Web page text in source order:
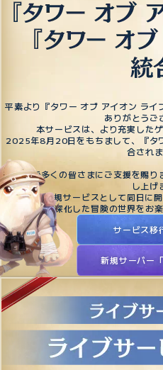
平素より『タワー オブ アイオン ライ
ありがとうご
本サービスは、より充実した
2025年8月20日をもちまして、『タ
合されま
これまで多くの皆さまにご支援を賜
し上げ
今後は新規サービスとして同日に
より深化した冒険の世界をお
サービス移
新規サーバー